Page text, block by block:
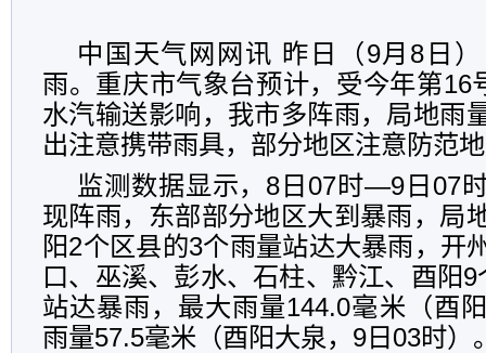
中国天气网网讯 昨日（9月8日
雨。重庆市气象台预计，受今年第16
水汽输送影响，我市多阵雨，局地雨
出注意携带雨具，部分地区注意防范
监测数据显示，8日07时—9日07
现阵雨，东部部分地区大到暴雨，局
阳2个区县的3个雨量站达大暴雨，开
口、巫溪、彭水、石柱、黔江、酉阳
站达暴雨，最大雨量144.0毫米（酉
雨量57.5毫米（酉阳大泉，9日03时